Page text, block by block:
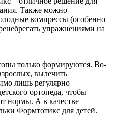
Также можно
компрессы (особенно
упражнениями на
только формируются. Во-
вылечить
лишь регулярно
ортопеда, чтобы
нормы. А в качестве
Формтотикс для детей.